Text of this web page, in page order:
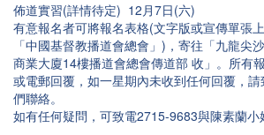
佈道實習(詳情待定) 12月7日(六)
有意報名者可將報名表格(文字版或宣傳單張
「中國基督教播道會總會」)，寄往「九龍尖
商業大廈14樓播道會總會傳道部 收」。所有
或電郵回覆，如一星期內未收到任何回覆，
們聯絡。
如有任何疑問，可致電2715-9683與陳素蘭小